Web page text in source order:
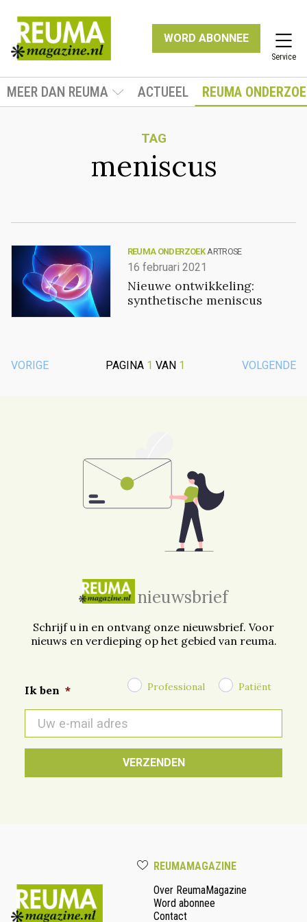
WORD ABONNEE
Service
MEER DAN REUMA ACTUEEL REUMA
TAG
meniscus
REUMA ONDERZOEK ARTROSE
16 februari 2021
Nieuwe ontwikkeling:
synthetische meniscus
VORIGE PAGINA 1 VAN 1 VOLGENDE
nieuwsbrief
Schrijf u in en ontvang onze nieuwsbrief. Voor
nieuws en verdieping op het gebied van reuma.
Ik ben * Professional Patiënt
mail
*
REUMAMAGAZINE
Over ReumaMagazine
Word abonnee
Contact